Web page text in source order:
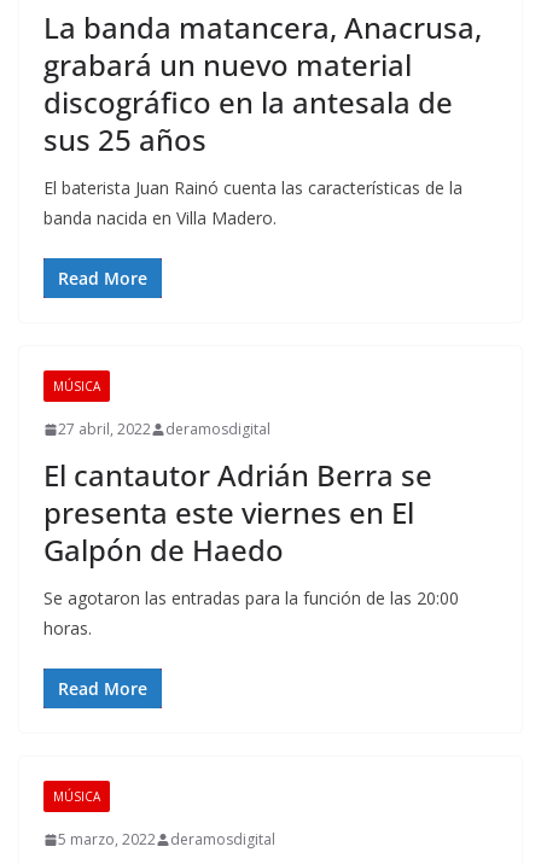
La banda matancera, Anacrusa,
grabará un nuevo material
discográfico en la antesala de
sus 25 años
El baterista Juan Rainó cuenta las características de la
banda nacida en Villa Madero.
Read More
MÚSICA
27 abril, 2022 deramosdigital
El cantautor Adrián Berra se
presenta este viernes en El
Galpón de Haedo
Se agotaron las entradas para la función de las 20:00
horas.
Read More
MÚSICA
5 marzo, 2022 deramosdigital